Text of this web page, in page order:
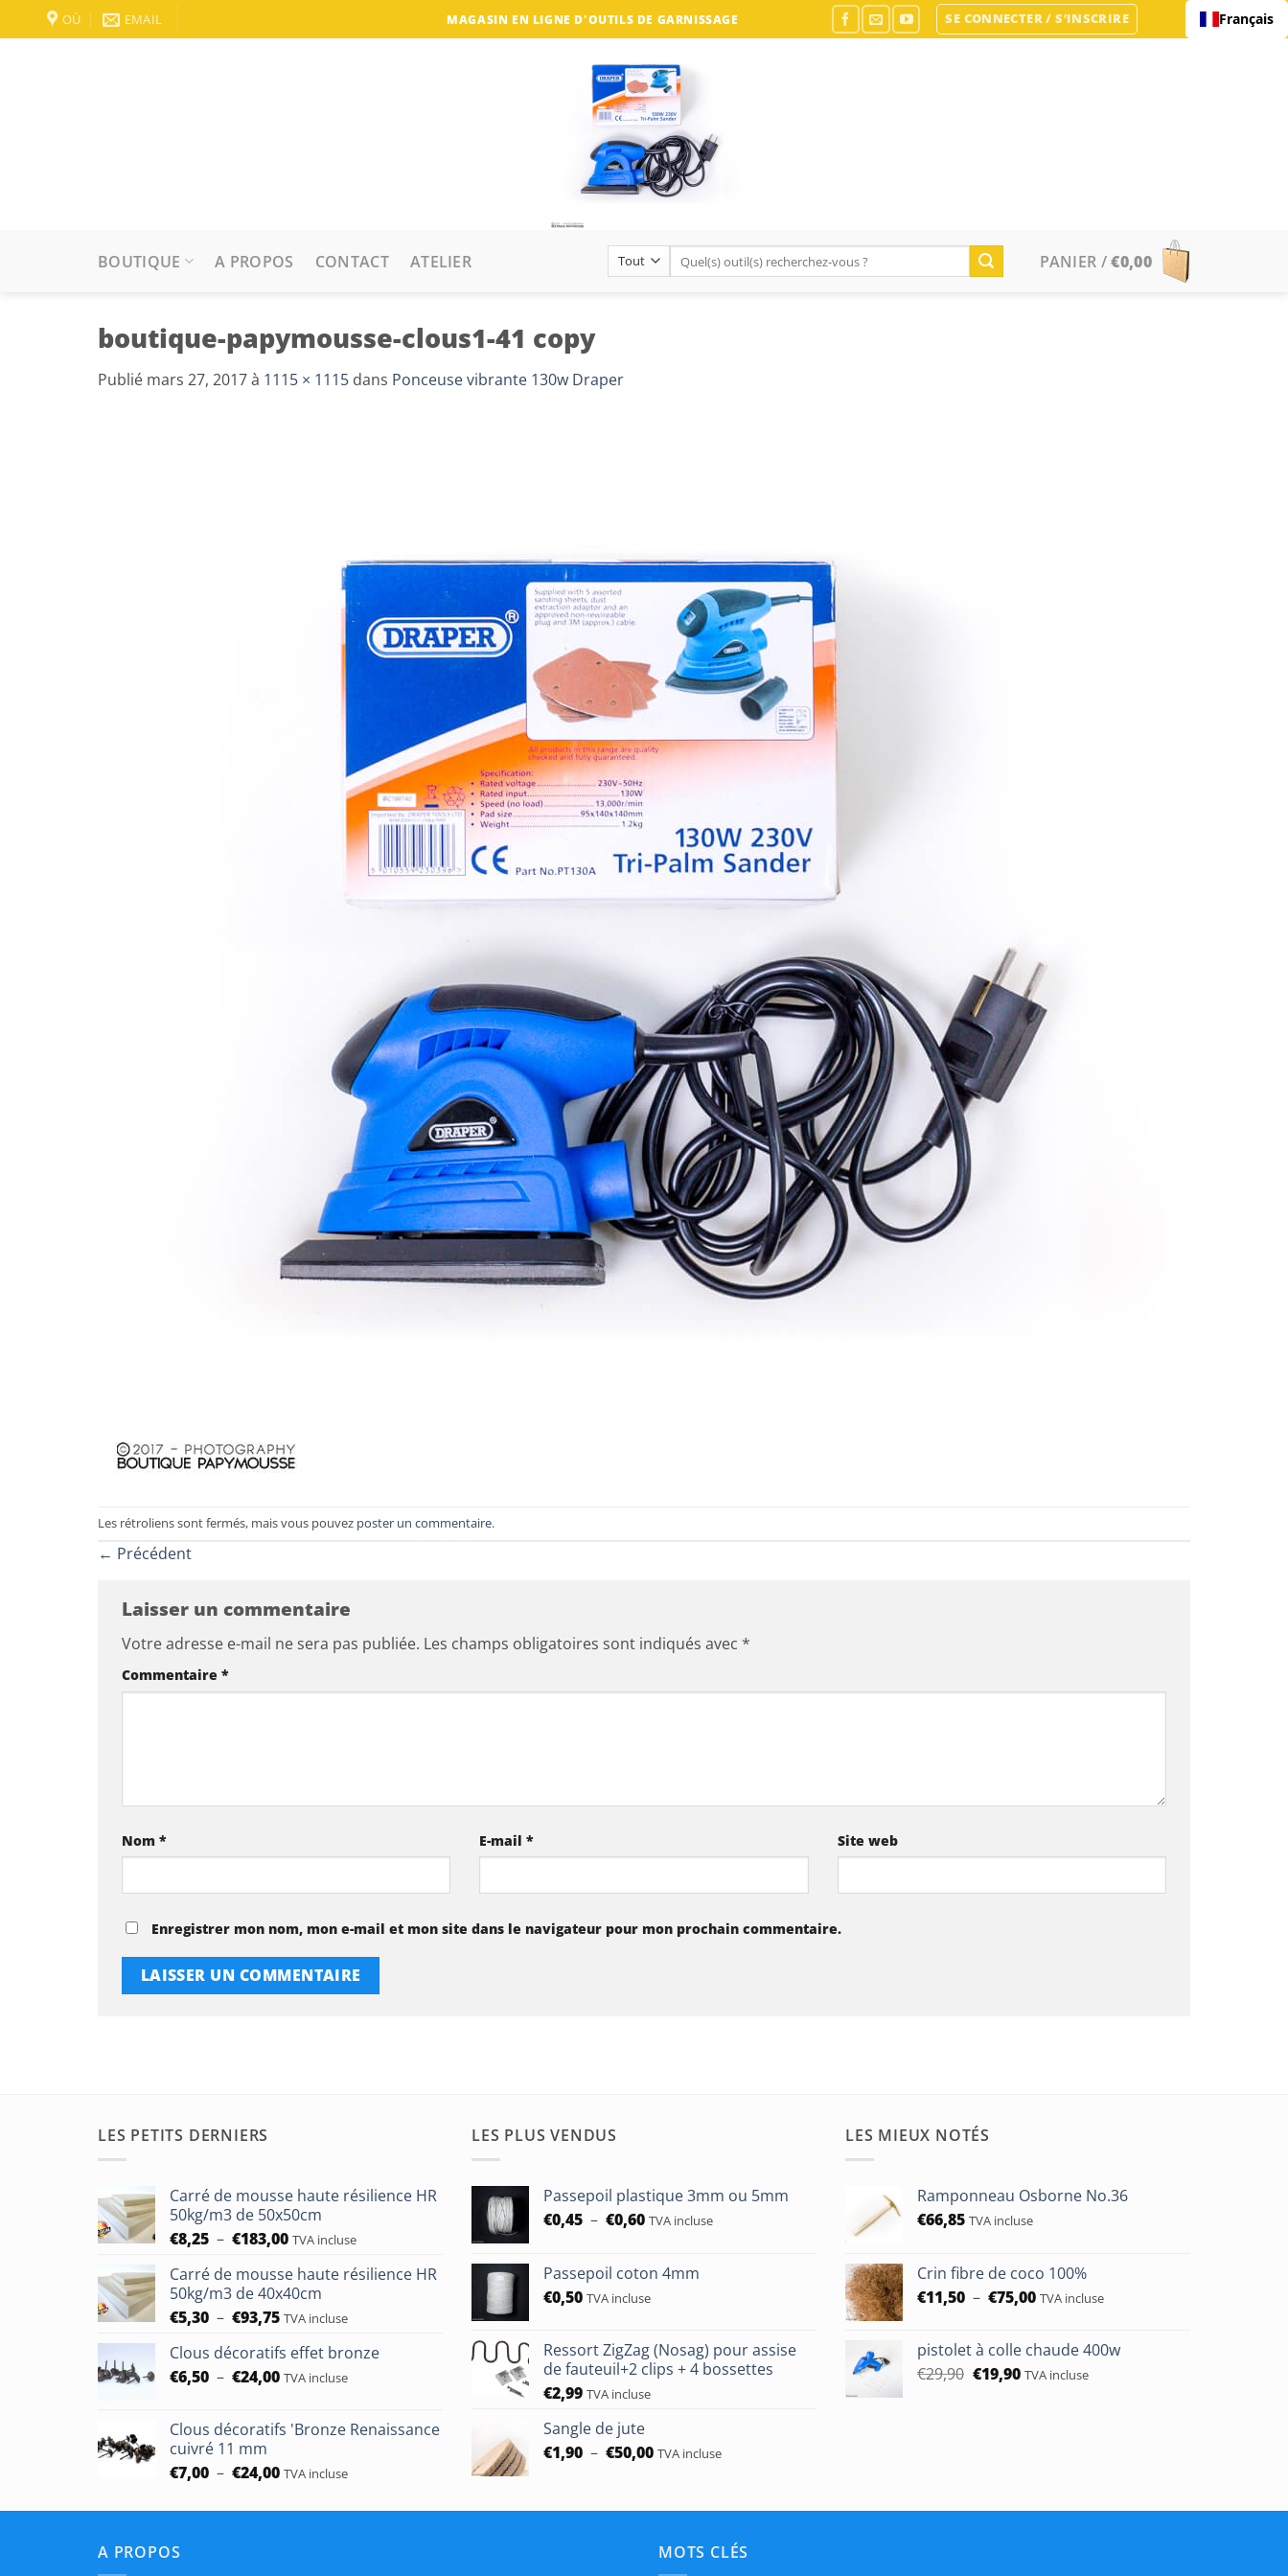
Passer
au
OÙ EMAIL MAGASIN EN LIGNE D'OUTILS DE GARNISSAGE SE CONNECTER / S’INSCRIRE Français
BOUTIQUE A PROPOS CONTACT ATELIER
Recherche
pour :
PANIER /€0,00
boutique-papymousse-clous1-41 copy
Publié mars 27, 2017à 1115 × 1115 dans Ponceuse vibrante 130w Draper
Les rétroliens sont fermés, mais vous pouvez poster un commentaire.
← Précédent
Laisser un commentaire
Votre adresse e-mail ne sera pas publiée. Les champs obligatoires sont indiqués avec *
Commentaire *
Nom * E-mail* Site web
Enregistrer mon nom, mon e-mail et mon site dans le navigateur pour mon prochain commentaire.
LES PETITS DERNIERS
Carré de mousse haute résilience HR
50kg/m3 de 50x50cm
€8,25 – €183,00Plage
prix :
€8,25
à
TVA incluse
Carré de mousse haute résilience HR
50kg/m3 de 40x40cm
€5,30 – €93,75Plage
prix :
€5,30
TVA incluse
Clous décoratifs effet bronze
€6,50 – €24,00Plage
€6,50
€24,00
TVA incluse
Clous décoratifs 'Bronze Renaissance
cuivré 11 mm
€7,00 – €24,00Plage
prix :
TVA incluse
LES PLUS VENDUS
Passepoil plastique 3mm ou 5mm
€0,45 – €0,60Plage
€0,45
à
TVA incluse
Passepoil coton 4mm
€0,50 TVA incluse
Ressort ZigZag (Nosag) pour assise
de fauteuil+2 clips + 4 bossettes
€2,99 TVA incluse
Sangle de jute
€1,90 – €50,00Plage
€1,90
€50,00
TVA incluse
LES MIEUX NOTÉS
Ramponneau Osborne No.36
€66,85 TVA incluse
Crin fibre de coco 100%
€11,50 – €75,00Plage
€11,50
à
TVA incluse
pistolet à colle chaude 400w
€29,90 Le
€19,90Le
TVA incluse
A PROPOS MOTS CLÉS